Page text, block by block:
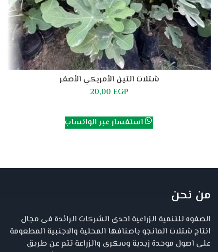
شتلات التين الأمريكي الأصفر
20,00 EGP
استفسار عبر الواتساب
من نحن
الصفوه للتنمية الزراعية احدى الشركات الرائدة فى مجال
انتاج شتلات المانجو باصنافها المحلية والاجنبية المطعومة
على اصول موحدة زبدية وسكرى والزراعة تتم عن طريق